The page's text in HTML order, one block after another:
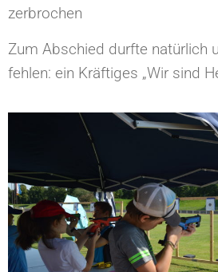
zerbrochen
Zum Abschied durfte natürlich
fehlen: ein Kräftiges „Wir sind